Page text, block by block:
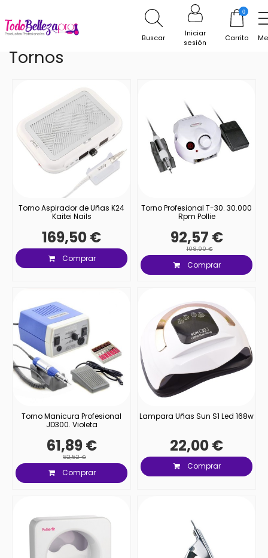
Buscar
Iniciar
sesión
0
Carrito
Tornos
Torno Aspirador de Uñas K24
Kaitei Nails
169,50 €
Comprar
Torno Profesional T-30. 30.000
Rpm Pollie
92,57 €
108,90 €
Comprar
Torno Manicura Profesional
JD300. Violeta
61,89 €
82,52 €
Comprar
Lampara Uñas Sun S1 Led 168w
22,00 €
Comprar